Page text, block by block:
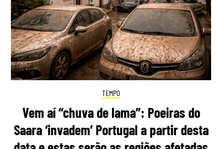
TEMPO
Vem aí “chuva de lama”: Poeiras do
Saara ‘invadem’ Portugal a partir desta